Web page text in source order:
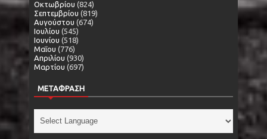
Οκτωβρίου (824)
Σεπτεμβρίου (819)
Αυγούστου (674)
Ιουλίου (545)
Ιουνίου (518)
Μαΐου (776)
Απριλίου (930)
Μαρτίου (697)
ΜΕΤΑΦΡΑΣΗ